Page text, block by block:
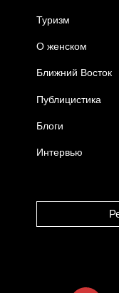
Туризм
О женском
Ближний Восток
Публицистика
Блоги
Интервью